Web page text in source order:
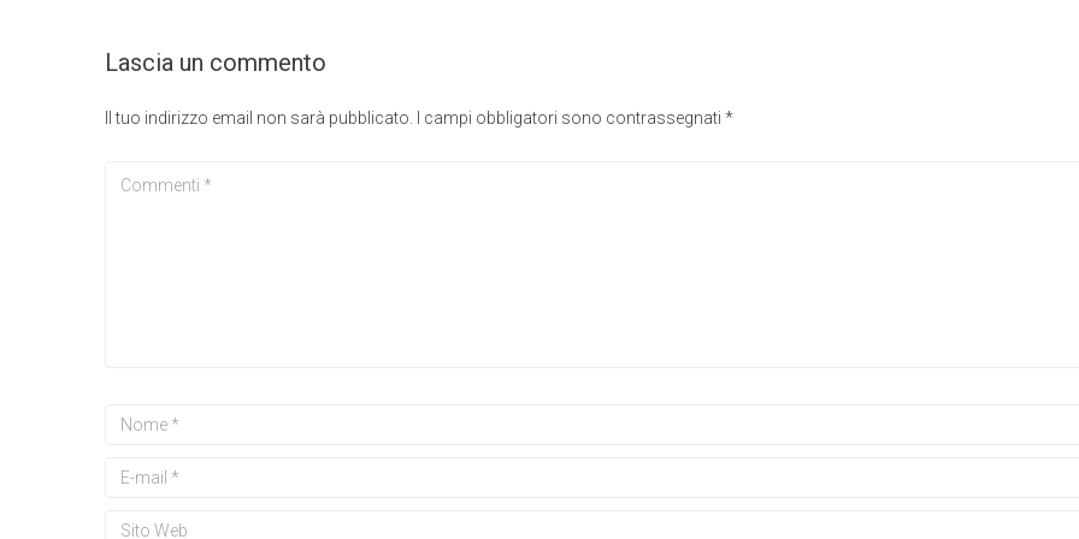
Lascia un commento
Il tuo indirizzo email non sarà pubblicato. I campi obbligatori sono contrassegnati *